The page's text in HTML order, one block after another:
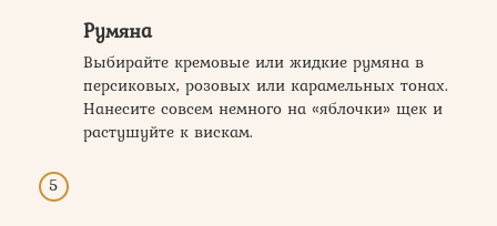
Румяна
Выбирайте кремовые или жидкие румяна в
персиковых, розовых или карамельных тонах.
Нанесите совсем немного на «яблочки» щек и
растушуйте к вискам.